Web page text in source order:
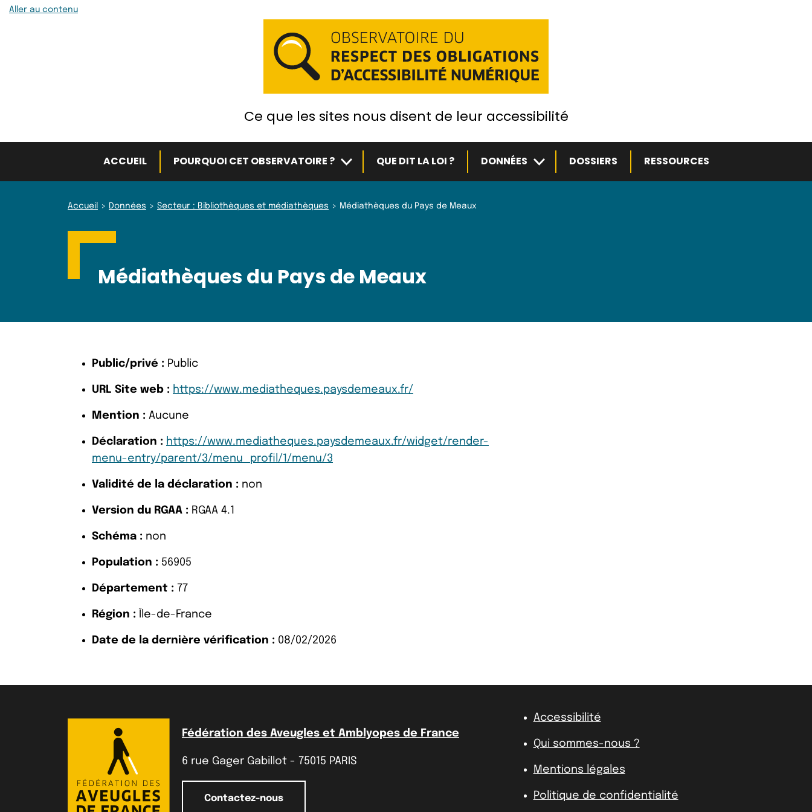
Aller au contenu
Ce que les sites nous disent de leur accessibilité
ACCUEIL POURQUOI CET OBSERVATOIRE ? Sous-menuQUE DIT LA LOI ? DONNÉES Sous-menuDOSSIERS RESSOURCES
Accueil Données Secteur : Bibliothèques et médiathèques Médiathèques du Pays de Meaux
Médiathèques du Pays de Meaux
Public/privé : Public
URL Site web : https://www.mediatheques.paysdemeaux.fr/
Mention : Aucune
Déclaration : https://www.mediatheques.paysdemeaux.fr/widget/render-
menu-entry/parent/3/menu_profil/1/menu/3
Validité de la déclaration : non
Version du RGAA : RGAA 4.1
Schéma : non
Population : 56905
Département : 77
Région : Île-de-France
Date de la dernière vérification : 08/02/2026
Fédération des Aveugles et Amblyopes de France
6 rue Gager Gabillot - 75015 PARIS
Contactez-nous
Accessibilité
Qui sommes-nous ?
Mentions légales
Politique de confidentialité